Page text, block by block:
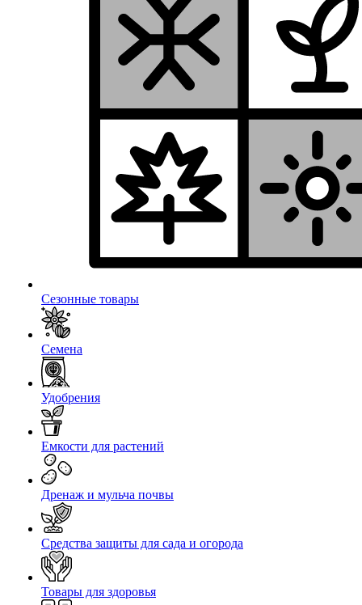
Сезонные товары
Семена
Удобрения
Емкости для растений
Дренаж и мульча почвы
Средства защиты для сада и огорода
Товары для здоровья